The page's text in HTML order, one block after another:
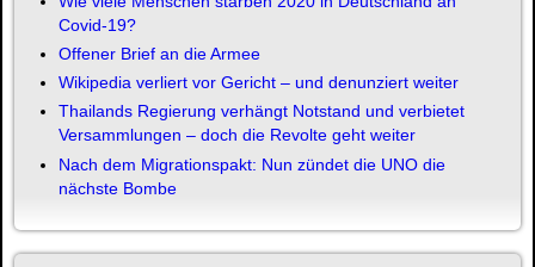
Covid-19?
Offener Brief an die Armee
Wikipedia verliert vor Gericht – und denunziert weiter
Thailands Regierung verhängt Notstand und verbietet
Versammlungen – doch die Revolte geht weiter
Nach dem Migrationspakt: Nun zündet die UNO die
nächste Bombe